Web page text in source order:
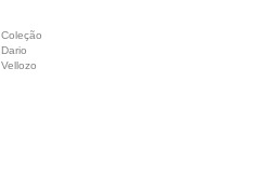
Coleção
Dario
Vellozo